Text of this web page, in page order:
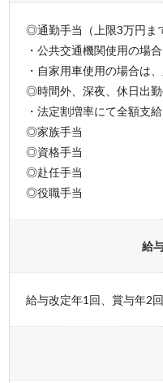
◎通勤手当（上限3万円ま
・公共交通機関使用の場
・自家用車使用の場合は
◎時間外、深夜、休日出勤
・法定割増率にて全額支給
◎家族手当
◎資格手当
◎赴任手当
◎役職手当
給
給与改定年1回、賞与年2回